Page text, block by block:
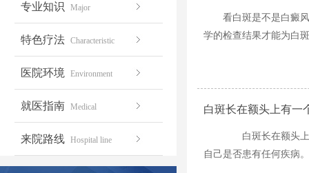
专业知识 Major
特色疗法 Characteristic
医院环境 Environment
就医指南 Medical
来院路线 Hospital line
看白斑是不是白癜
学的检查结果才能为白
白斑长在额头上有一
白斑长在额头上
自己是否患有任何疾病